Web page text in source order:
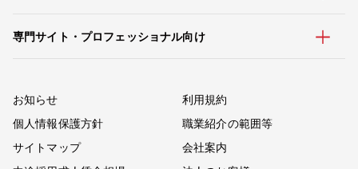
専門サイト・プロフェッショナル向け
お知らせ
利用規約
個人情報保護方針
職業紹介の範囲等
サイトマップ
会社案内